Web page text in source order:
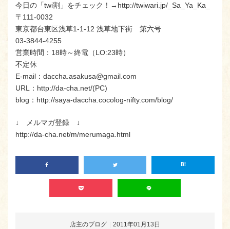
今日の「twi割」をチェック！→http://twiwari.jp/_Sa_Ya_Ka_
〒111-0032
東京都台東区浅草1-1-12 浅草地下街 第六号
03-3844-4255
営業時間：18時～終電（LO:23時）
不定休
E-mail：daccha.asakusa@gmail.com
URL：http://da-cha.net/(PC)
blog：http://saya-daccha.cocolog-nifty.com/blog/
↓ メルマガ登録 ↓
http://da-cha.net/m/merumaga.html
店主のブログ 2011年01月13日